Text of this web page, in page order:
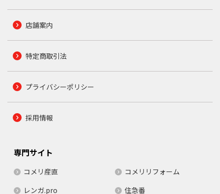
店舗案内
特定商取引法
プライバシーポリシー
採用情報
専門サイト
コメリ産直
コメリリフォーム
レンガ.pro
住急番